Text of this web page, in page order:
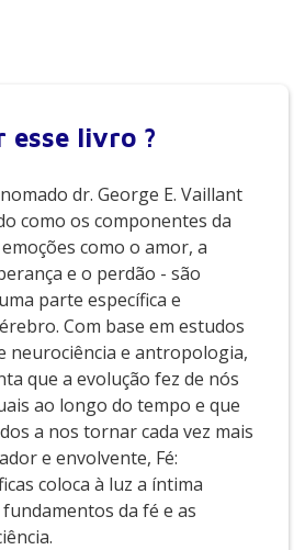
esse livro ?
dr. George E. Vaillant
como os componentes da
como o amor, a
e o perdão - são
parte específica e
Com base em estudos
neurociência e antropologia,
que a evolução fez de nós
ao longo do tempo e que
a nos tornar cada vez mais
e envolvente, Fé:
coloca à luz a íntima
da fé e as